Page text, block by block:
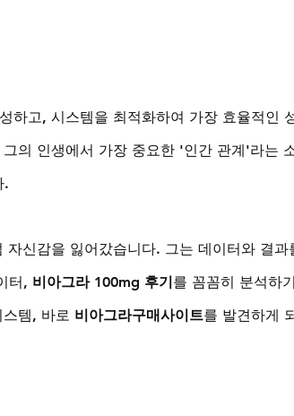
하고, 시스템을 최적화하여 가장 효율적인
의 인생에서 가장 중요한 '인간 관계'라는
.
신감을 잃어갔습니다. 그는 데이터와 결과
터, 비아그라 100mg 후기를 꼼꼼히 분석하
템, 바로 비아그라구매사이트를 발견하게